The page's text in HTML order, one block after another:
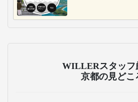
WILLERスタッフ
京都の見どこ